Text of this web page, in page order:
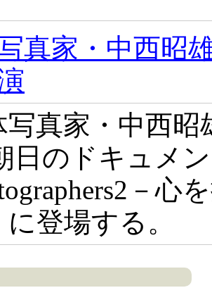
真家・中西昭
写真家・中西
日のドキュメ
－心
に登場する。